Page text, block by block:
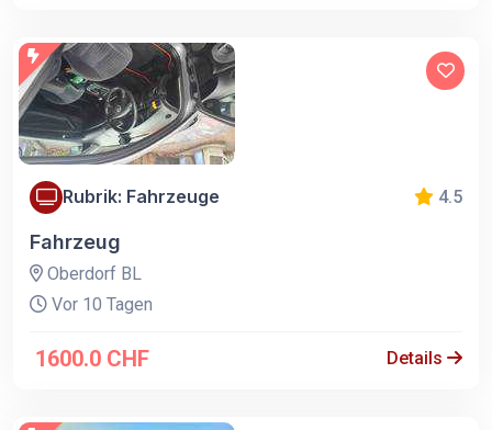
Rubrik: Fahrzeuge 4.5
Fahrzeug
Oberdorf BL
Vor 10 Tagen
1600.0 CHF Details